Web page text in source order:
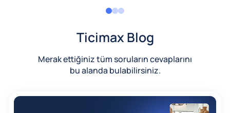
Ticimax Blog
Merak ettiğiniz tüm soruların cevaplarını
bu alanda bulabilirsiniz.